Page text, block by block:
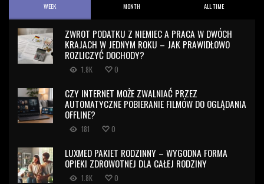
WEEK MONTH ALL TIME
ZWROT PODATKU Z NIEMIEC A PRACA W DWÓCH
KRAJACH W JEDNYM ROKU – JAK PRAWIDŁOWO
ROZLICZYĆ DOCHODY?
1.8K 0
CZY INTERNET MOŻE ZWALNIAĆ PRZEZ
AUTOMATYCZNE POBIERANIE FILMÓW DO OGLĄDANIA
OFFLINE?
181 0
LUXMED PAKIET RODZINNY – WYGODNA FORMA
OPIEKI ZDROWOTNEJ DLA CAŁEJ RODZINY
1.8K 0